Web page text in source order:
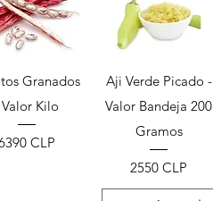
rápida
Granados
Kilo
CLP
Vista rápida
Aji Verde Picado -
Valor Bandeja 200
Gramos
Precio
2550 CLP